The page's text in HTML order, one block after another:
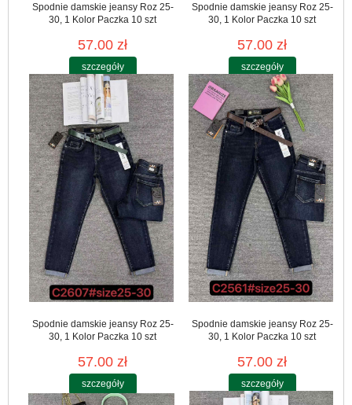
Spodnie damskie jeansy Roz 25-
30, 1 Kolor Paczka 10 szt
57.00 zł
szczegóły
Spodnie damskie jeansy Roz 25-
30, 1 Kolor Paczka 10 szt
57.00 zł
szczegóły
Spodnie damskie jeansy Roz 25-
30, 1 Kolor Paczka 10 szt
57.00 zł
szczegóły
Spodnie damskie jeansy Roz 25-
30, 1 Kolor Paczka 10 szt
57.00 zł
szczegóły